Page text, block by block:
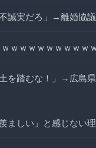
誠実だろ」→離婚協
ｗｗｗｗｗｗｗｗｗ
を踏むな！」→広島
ましい」と感じない